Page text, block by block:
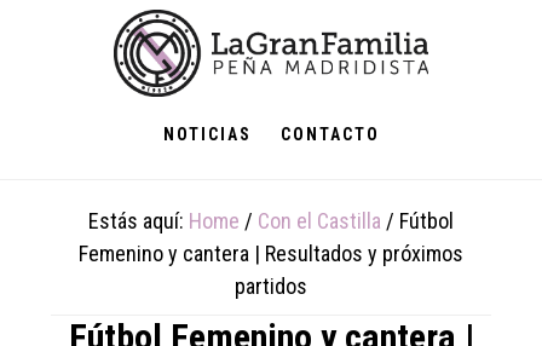
NOTICIAS CONTACTO
Estás aquí: Home / Con el Castilla / Fútbol
Femenino y cantera | Resultados y próximos
partidos
Fútbol Femenino y cantera |